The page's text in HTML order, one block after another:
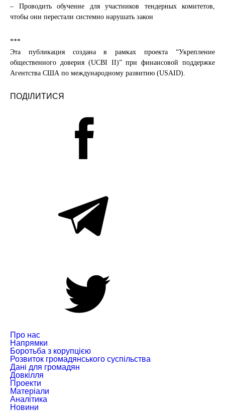
– Проводить обучение для участников тендерных комитетов,
чтобы они перестали системно нарушать закон
***
Эта публикация создана в рамках проекта “Укрепление
общественного доверия (UCBI II)” при финансовой поддержке
Агентства США по международному развитию (USAID).
ПОДІЛИТИСЯ
Про нас
Напрямки
Боротьба з корупцією
Розвиток громадянського суспільства
Дані для громадян
Довкілля
Проекти
Матеріали
Аналітика
Новини